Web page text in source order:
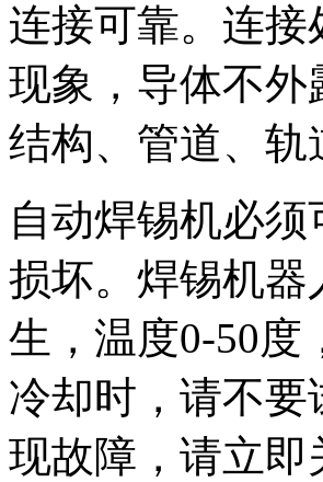
连接可靠。连
现象，导体不
结构、管道、
自动焊锡机必
损坏。焊锡机
生，温度0-50度
冷却时，请不
现故障，请立